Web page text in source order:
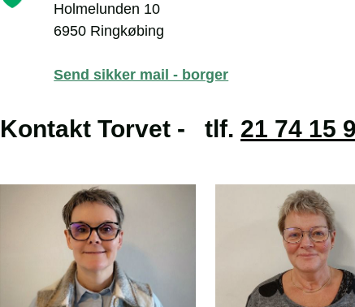
Holmelunden 10
6950 Ringkøbing
Send sikker mail - borger
Kontakt Torvet - tlf. 21 74 15